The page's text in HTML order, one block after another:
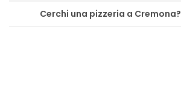
Cerchi una pizzeria a Cremona?